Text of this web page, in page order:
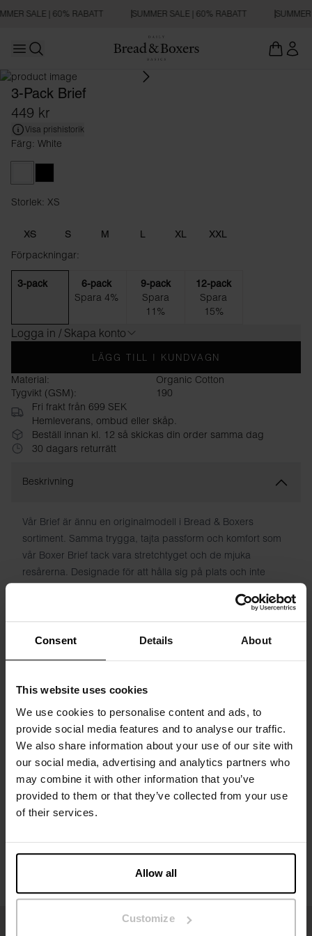
Consent Details About
This website uses cookies
We use cookies to personalise content and ads, to
provide social media features and to analyse our traffic.
We also share information about your use of our site with
our social media, advertising and analytics partners who
may combine it with other information that you’ve
provided to them or that they’ve collected from your use
of their services.
Allow all
Customize
SALE | 60% RABATT SUMMER SALE | 60% RABATT
Open main menu
3-Pack Brief
449 kr
Visa prishistorik
Färg: White
Storlek: XS
XS S M L XL XXL
Förpackningar:
3-pack 6-pack
Spara 4%
9-pack
Spara
11%
12-pack
Spara
15%
Logga in / Skapa konto
LÄGG TILL I KUNDVAGN
Material:
Organic Cotton
Tygvikt (GSM):
190
Fri frakt från 699 SEK
Hemleverans, ombud eller skåp.
Beställ innan kl. 12 så skickas din order samma dag
30 dagars returrätt
Beskrivning
Vår Brief är ännu en originalmodell i Bread & Boxers
sortiment. Samma trygga, tajta passform och komfort som
vår Boxer Brief tack vara stretchtyget och de mjuka
resårerna. Designade för att hålla sig på plats och inte
lager tyg. Diskret logotyp och, som i alla våra plagg, tryckta
skötselråd istället för skavande lappar.
Modellen på bilden är 185 cm lång och bär storlek M.
Specifikation
Storleksguide